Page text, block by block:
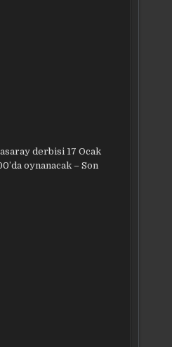
derbisi 17 Ocak
oynanacak – Son